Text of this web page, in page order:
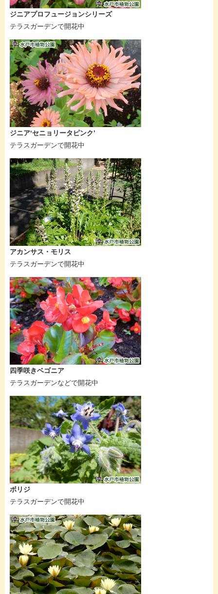
ジニアプロフュージョンシリーズ
テラスガーデンで開花中
ジニア‘セニョリータピンク’
テラスガーデンで開花中
アカンサス・モリス
テラスガーデンで開花中
四季咲きベゴニア
テラスガーデンなどで開花中
ボリジ
テラスガーデンで開花中